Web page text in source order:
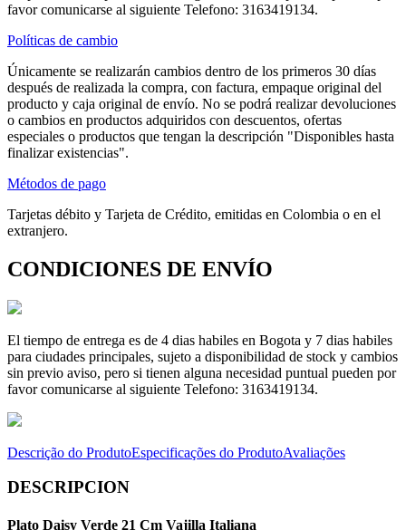
favor comunicarse al siguiente Telefono: 3163419134.
Políticas de cambio
Únicamente se realizarán cambios dentro de los primeros 30 días
después de realizada la compra, con factura, empaque original del
producto y caja original de envío. No se podrá realizar devoluciones
o cambios en productos adquiridos con descuentos, ofertas
especiales o productos que tengan la descripción "Disponibles hasta
finalizar existencias".
Métodos de pago
Tarjetas débito y Tarjeta de Crédito, emitidas en Colombia o en el
extranjero.
CONDICIONES DE ENVÍO
El tiempo de entrega es de 4 dias habiles en Bogota y 7 dias habiles
para ciudades principales, sujeto a disponibilidad de stock y cambios
sin previo aviso, pero si tienen alguna necesidad puntual pueden por
favor comunicarse al siguiente Telefono: 3163419134.
Descrição do ProdutoEspecificações do ProdutoAvaliações
DESCRIPCION
Plato Daisy Verde 21 Cm Vajilla Italiana